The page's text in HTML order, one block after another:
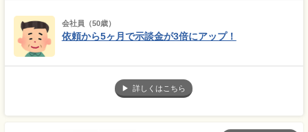
会社員（50歳）
依頼から5ヶ月で示談金が3倍にアップ！
詳しくはこちら